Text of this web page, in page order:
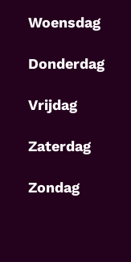
Woensdag
Donderdag
Vrijdag
Zaterdag
Zondag